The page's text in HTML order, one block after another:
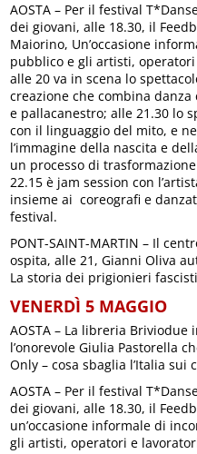
AOSTA – Per il festival
dei giovani, alle 18.30, il
Maiorino, Un’occasione
pubblico e gli artisti,
alle 20 va in scena lo
creazione che combina
e pallacanestro; alle 21.30 lo
con il linguaggio del mito, e
l’immagine della nascita e
un processo di
22.15 è jam session con
insieme ai coreografi e
festival.
PONT-SAINT-MARTIN – Il
ospita, alle 21, Gianni Oliva
La storia dei prigionieri
VENERDÌ 5 MAGGIO
AOSTA – La libreria Briviodue
l’onorevole Giulia Pastorella
Only – cosa sbaglia l’Italia sui
AOSTA – Per il festival
dei giovani, alle 18.30, il
un’occasione informale di
gli artisti, operatori e